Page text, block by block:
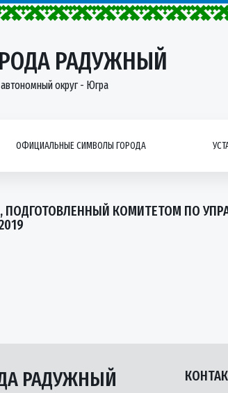
РАДУЖНЫЙ
округ - Югра
ОФИЦИАЛЬНЫЕ СИМВОЛЫ ГОРОДА
ПОДГОТОВЛЕННЫЙ КОМИТЕТОМ ПО
РАДУЖНЫЙ